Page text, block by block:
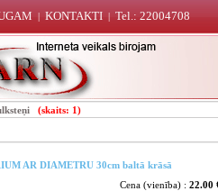
| KONTAKTI | Tel.: 22004708
(skaits: 1)
AR DIAMETRU 30cm baltā krāsā
Cena (vienība) : 22.00